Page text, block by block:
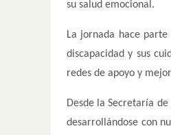
su salud emocional.
La jornada hace
discapacidad y sus
redes de apoyo y
Desde la Secretaría
desarrollándose con